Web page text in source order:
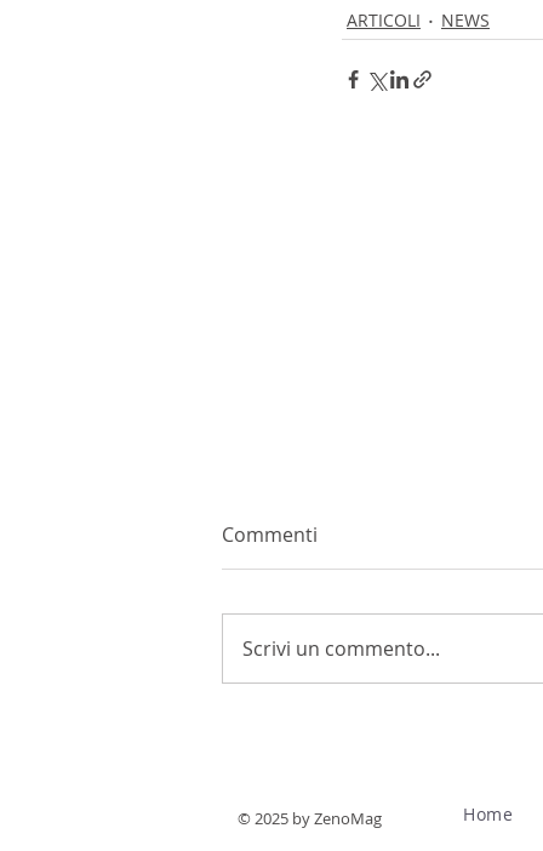
ARTICOLI
NEWS
Commenti
Scrivi un commento...
© 2025 by ZenoMag Home